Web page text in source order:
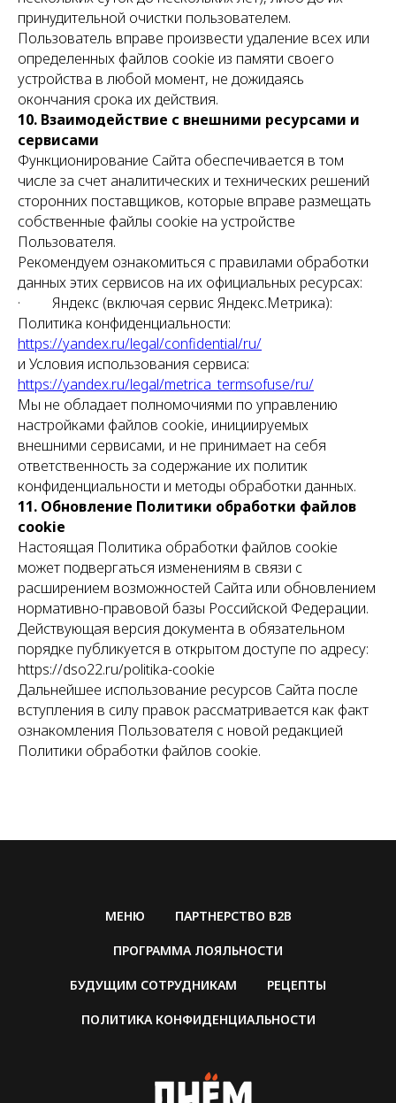
принудительной очистки пользователем.
Пользователь вправе произвести удаление всех или
определенных файлов cookie из памяти своего
устройства в любой момент, не дожидаясь
окончания срока их действия.
10. Взаимодействие с внешними ресурсами и
сервисами
Функционирование Сайта обеспечивается в том
числе за счет аналитических и технических решений
сторонних поставщиков, которые вправе размещать
собственные файлы cookie на устройстве
Пользователя.
Рекомендуем ознакомиться с правилами обработки
данных этих сервисов на их официальных ресурсах:
· Яндекс (включая сервис Яндекс.Метрика):
Политика конфиденциальности:
https://yandex.ru/legal/confidential/ru/
и Условия использования сервиса:
https://yandex.ru/legal/metrica_termsofuse/ru/
Мы не обладает полномочиями по управлению
настройками файлов cookie, инициируемых
внешними сервисами, и не принимает на себя
ответственность за содержание их политик
конфиденциальности и методы обработки данных.
11. Обновление Политики обработки файлов
cookie
Настоящая Политика обработки файлов cookie
может подвергаться изменениям в связи с
расширением возможностей Сайта или обновлением
нормативно-правовой базы Российской Федерации.
Действующая версия документа в обязательном
порядке публикуется в открытом доступе по адресу:
https://dso22.ru/politika-cookie
Дальнейшее использование ресурсов Сайта после
вступления в силу правок рассматривается как факт
ознакомления Пользователя с новой редакцией
Политики обработки файлов cookie.
МЕНЮ ПАРТНЕРСТВО B2B
ПРОГРАММА ЛОЯЛЬНОСТИ
БУДУЩИМ СОТРУДНИКАМ РЕЦЕПТЫ
ПОЛИТИКА КОНФИДЕНЦИАЛЬНОСТИ